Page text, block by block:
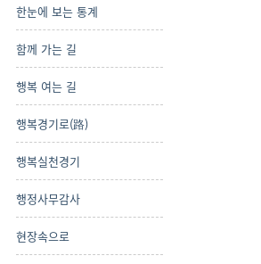
한눈에 보는 통계
함께 가는 길
행복 여는 길
행복경기로(路)
행복실천경기
행정사무감사
현장속으로